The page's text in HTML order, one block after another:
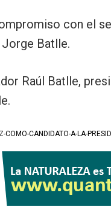
con el
Batlle.
Raúl Batlle,
CANDIDATO-A-LA-